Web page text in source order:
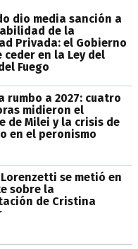
dio media sanción a
de la
Privada: el Gobierno
ceder en la Ley del
Fuego
rumbo a 2027: cuatro
midieron el
de Milei y la crisis de
en el peronismo
se metió en
sobre la
de Cristina